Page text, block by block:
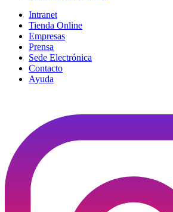
Intranet
Tienda Online
Empresas
Prensa
Sede Electrónica
Contacto
Ayuda